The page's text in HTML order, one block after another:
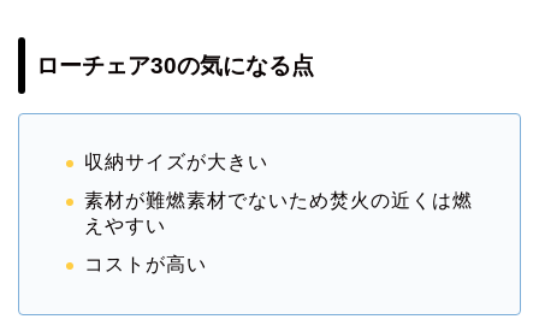
ローチェア30の気になる点
収納サイズが大きい
素材が難燃素材でないため焚火の近くは燃
えやすい
コストが高い